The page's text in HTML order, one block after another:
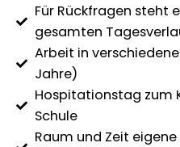
Für Rückfragen steht
gesamten
Arbeit in
Jahre)
Hospitationstag zum
Schule
Raum und Zeit